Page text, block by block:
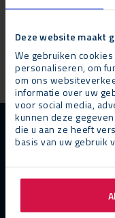
Deze website maakt
We gebruiken
personaliseren, om
om ons
informatie over uw
voor social media,
kunnen deze
die u aan ze heeft
basis van uw gebruik
EHBO-tenten
FESTIVALS